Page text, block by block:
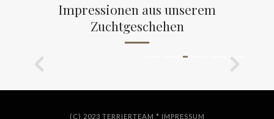
Impressionen aus unserem
Zuchtgeschehen
(C) 2023 TERRIERTEAM * IMPRESSUM